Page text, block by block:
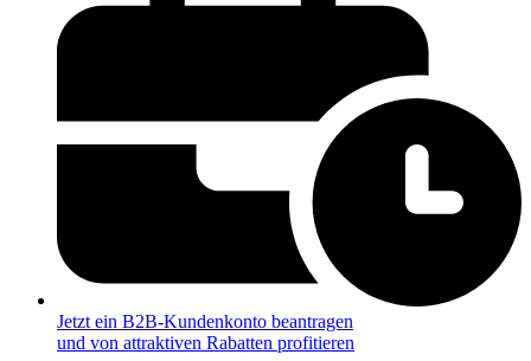
Jetzt ein B2B-Kundenkonto beantragen
und von attraktiven Rabatten profitieren